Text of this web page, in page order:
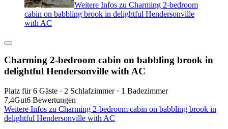
Weitere Infos zu Charming 2-bedroom
cabin on babbling brook in delightful Hendersonville
with AC
Charming 2-bedroom cabin on babbling brook in
delightful Hendersonville with AC
Platz für 6 Gäste · 2 Schlafzimmer · 1 Badezimmer
7,4Gut6 Bewertungen
Weitere Infos zu Charming 2-bedroom cabin on babbling brook in
delightful Hendersonville with AC